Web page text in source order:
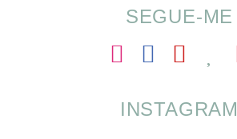
SEGUE-ME
INSTAGRAM